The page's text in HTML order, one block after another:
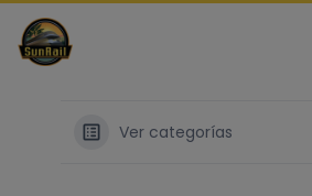
saltar
contenido
Ver categorías